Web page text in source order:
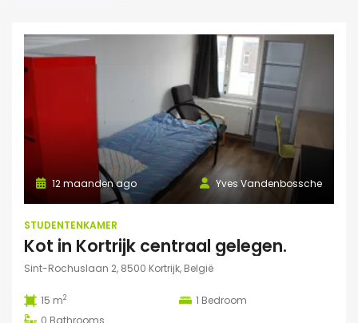
Yves Vandenbossche
12 maanden ago
STUDENTENKAMER
Kot in Kortrijk centraal gelegen.
Sint-Rochuslaan 2, 8500 Kortrijk, België
15 m2 1 Bedroom
0 Bathrooms